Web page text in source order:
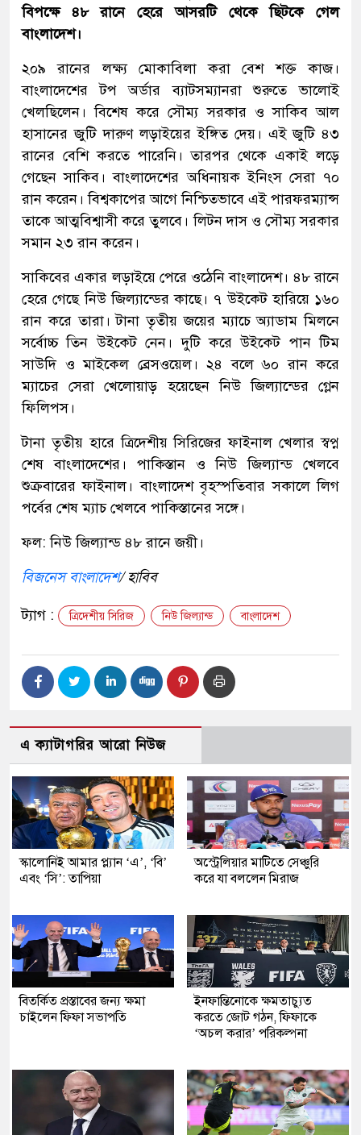
বিপক্ষে ৪৮ রানে হেরে আসরটি থেকে ছিটকে গেল
বাংলাদেশ।
২০৯ রানের লক্ষ্য মোকাবিলা করা বেশ শক্ত কাজ।
বাংলাদেশের টপ অর্ডার ব্যাটসম্যানরা শুরুতে ভালোই
খেলছিলেন। বিশেষ করে সৌম্য সরকার ও সাকিব আল
হাসানের জুটি দারুণ লড়াইয়ের ইঙ্গিত দেয়। এই জুটি ৪৩
রানের বেশি করতে পারেনি। তারপর থেকে একাই লড়ে
গেছেন সাকিব। বাংলাদেশের অধিনায়ক ইনিংস সেরা ৭০
রান করেন। বিশ্বকাপের আগে নিশ্চিতভাবে এই পারফরম্যান্স
তাকে আত্মবিশ্বাসী করে তুলবে। লিটন দাস ও সৌম্য সরকার
সমান ২৩ রান করেন।
সাকিবের একার লড়াইয়ে পেরে ওঠেনি বাংলাদেশ। ৪৮ রানে
হেরে গেছে নিউ জিল্যান্ডের কাছে। ৭ উইকেট হারিয়ে ১৬০
রান করে তারা। টানা তৃতীয় জয়ের ম্যাচে অ্যাডাম মিলনে
সর্বোচ্চ তিন উইকেট নেন। দুটি করে উইকেট পান টিম
সাউদি ও মাইকেল ব্রেসওয়েল। ২৪ বলে ৬০ রান করে
ম্যাচের সেরা খেলোয়াড় হয়েছেন নিউ জিল্যান্ডের গ্লেন
ফিলিপস।
টানা তৃতীয় হারে ত্রিদেশীয় সিরিজের ফাইনাল খেলার স্বপ্ন
শেষ বাংলাদেশের। পাকিস্তান ও নিউ জিল্যান্ড খেলবে
শুক্রবারের ফাইনাল। বাংলাদেশ বৃহস্পতিবার সকালে লিগ
পর্বের শেষ ম্যাচ খেলবে পাকিস্তানের সঙ্গে।
ফল: নিউ জিল্যান্ড ৪৮ রানে জয়ী।
বিজনেস বাংলাদেশ/ হাবিব
ট্যাগ : ত্রিদেশীয় সিরিজ নিউ জিল্যান্ড বাংলাদেশ
এ ক্যাটাগরির আরো নিউজ
স্কালোনিই আমার প্ল্যান ‘এ’, ‘বি’
এবং ‘সি’: তাপিয়া
অস্ট্রেলিয়ার মাটিতে সেঞ্চুরি
করে যা বললেন মিরাজ
বিতর্কিত প্রস্তাবের জন্য ক্ষমা
চাইলেন ফিফা সভাপতি
ইনফান্তিনোকে ক্ষমতাচ্যুত
করতে জোট গঠন, ফিফাকে
‘অচল করার’ পরিকল্পনা